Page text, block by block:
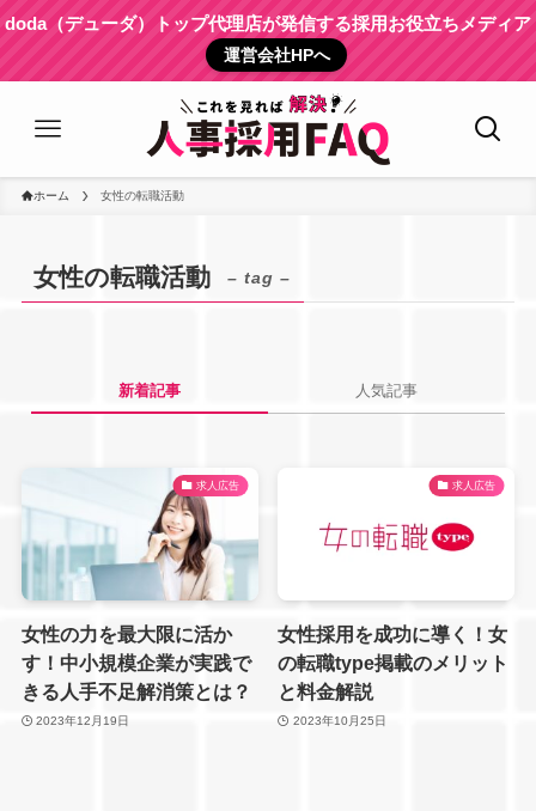
doda（デューダ）トップ代理店が発信する採用お役立ちメディア
運営会社HPへ
ホーム 女性の転職活動
女性の転職活動 – tag –
新着記事 人気記事
求人広告
女性の力を最大限に活か
す！中小規模企業が実践で
きる人手不足解消策とは？
2023年12月19日
求人広告
女性採用を成功に導く！女
の転職type掲載のメリット
と料金解説
2023年10月25日